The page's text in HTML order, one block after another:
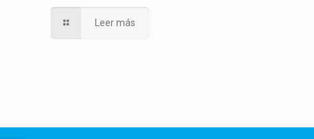
Leer más